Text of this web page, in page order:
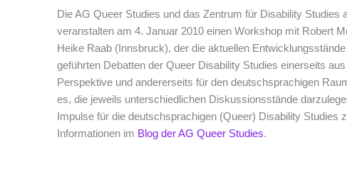
Die AG Queer Studies und das Zentrum für Disability Studies
veranstalten am 4. Januar 2010 einen Workshop mit Robert
Heike Raab (Innsbruck), der die aktuellen
geführten Debatten der Queer Disability Studies einerseits
Perspektive und andererseits für den deutschsprachigen
es, die jeweils unterschiedlichen Diskussionsstände
Impulse für die deutschsprachigen (Queer) Disability Studies
Informationen im Blog der AG Queer Studies.